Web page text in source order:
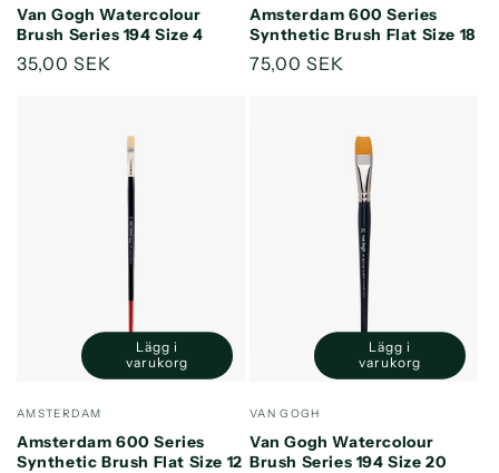
Van Gogh Watercolour
Brush Series 194 Size 4
Ordinarie
35,00 SEK
Title
Title
Amsterdam 600 Series
Synthetic Brush Flat Size 18
Ordinarie
75,00 SEK
Title
Title
Säljare:
AMSTERDAM
Amsterdam 600 Series
Synthetic Brush Flat Size 12
Minska
kvantitet
Default
Title
Öka
kvantitet
Title
Lägg i
varukorg
Säljare:
VAN GOGH
Van Gogh Watercolour
Brush Series 194 Size 20
Minska
kvantitet
Default
Title
Öka
kvantitet
Title
Lägg i
varukorg